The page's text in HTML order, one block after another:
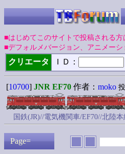
■はじめてこのサイトで投稿される
■デフォルメバージョン、アニメー
クリエータ ＩＤ：
[10700] JNR EF70 作者： moko
国鉄(JR)//電気機関車/EF70//北陸
Page=